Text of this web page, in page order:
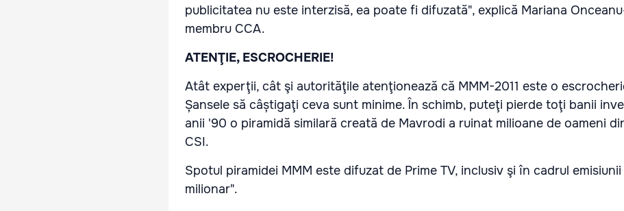
publicitatea nu este interzisă, ea poate fi difuzată", explică Mariana
membru CCA.
ATENŢIE, ESCROCHERIE!
Atât experţii, cât şi autorităţile atenţionează că MMM-2011 este o
Șansele să câștigaţi ceva sunt minime. În schimb, puteţi pierde toţi banii
anii '90 o piramidă similară creată de Mavrodi a ruinat milioane de oameni
CSI.
Spotul piramidei MMM este difuzat de Prime TV, inclusiv şi în cadrul
milionar".